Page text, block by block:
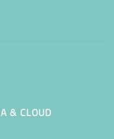
& CLOUD